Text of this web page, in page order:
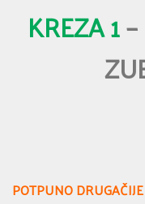
KREZA 1–
POTPUNO